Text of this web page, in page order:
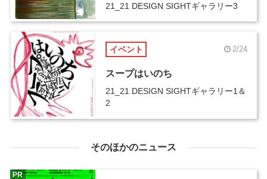
21_21 DESIGN SIGHTギャラリー3
イベント 2/24
スープはいのち
21_21 DESIGN SIGHTギャラリー1＆
2
そのほかのニュース
PR